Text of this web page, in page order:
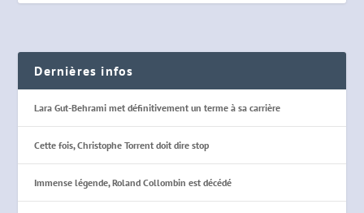
Dernières infos
Lara Gut-Behrami met définitivement un terme à sa carrière
Cette fois, Christophe Torrent doit dire stop
Immense légende, Roland Collombin est décédé